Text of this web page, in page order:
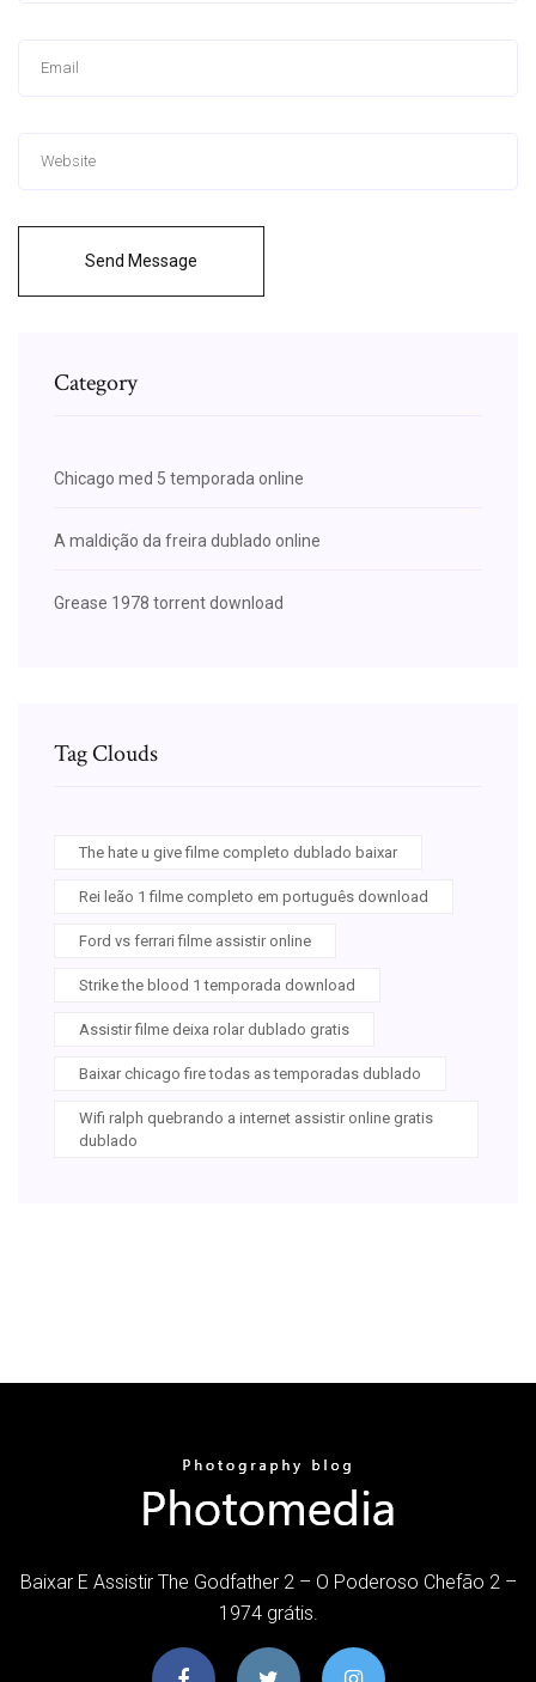
Send Message
Category
Chicago med 5 temporada online
A maldição da freira dublado online
Grease 1978 torrent download
Tag Clouds
The hate u give filme completo dublado baixar
Rei leão 1 filme completo em português download
Ford vs ferrari filme assistir online
Strike the blood 1 temporada download
Assistir filme deixa rolar dublado gratis
Baixar chicago fire todas as temporadas dublado
Wifi ralph quebrando a internet assistir online gratis
dublado
Baixar E Assistir The Godfather 2 – O Poderoso Chefão 2 –
1974 grátis.